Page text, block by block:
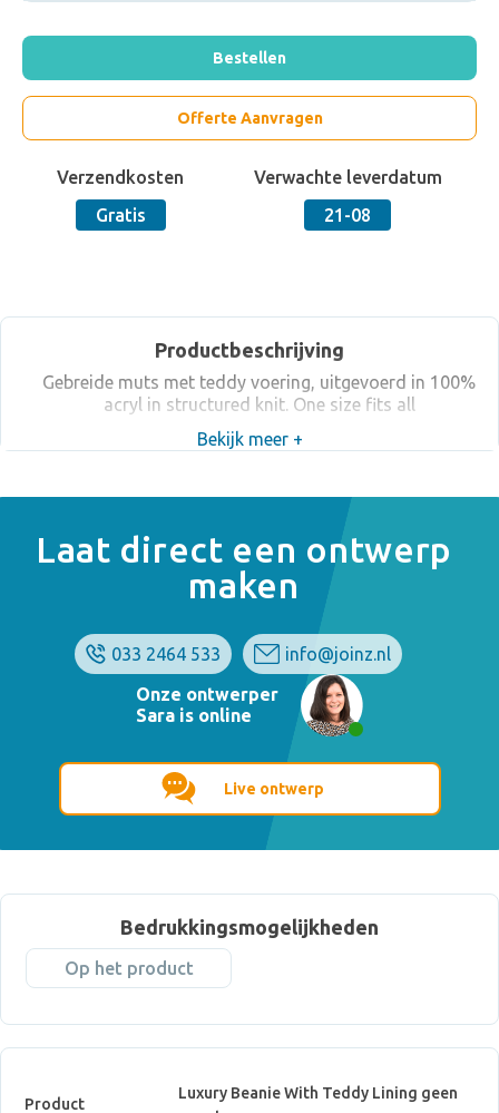
Bestellen
Offerte Aanvragen
Verzendkosten
Gratis
Verwachte leverdatum
21-08
Productbeschrijving
Gebreide muts met teddy voering, uitgevoerd in 100%
acryl in structured knit. One size fits all
Bekijk meer +
Laat direct een ontwerp
maken
033 2464 533
info@joinz.nl
Onze ontwerper
Sara is online
Live ontwerp
Bedrukkingsmogelijkheden
Op het product
Product
Luxury Beanie With Teddy Lining geen